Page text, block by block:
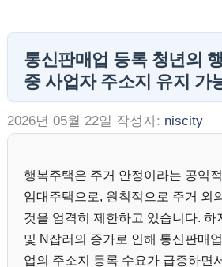
통신판매업 등록 청년의
중 사업자 주소지 유지 가
2026년 05월 22일 작성자: niscity
행복주택은 주거 안정이라는 공익
임대주택으로, 원칙적으로 주거 외
것을 엄격히 제한하고 있습니다. 하
및 N잡러의 증가로 인해 통신판매
업의 주소지 등록 수요가 급증하면